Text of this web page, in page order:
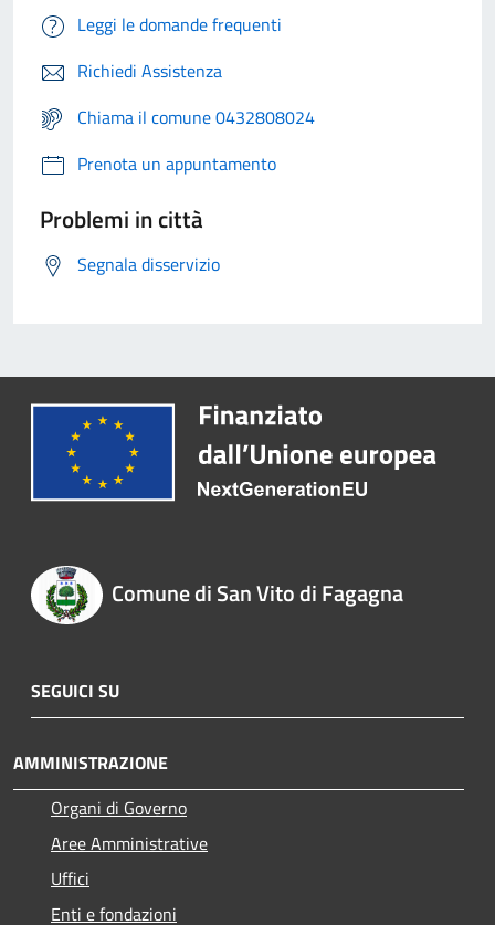
Leggi le domande frequenti
Richiedi Assistenza
Chiama il comune 0432808024
Prenota un appuntamento
Problemi in città
Segnala disservizio
Comune di San Vito di Fagagna
SEGUICI SU
AMMINISTRAZIONE
Organi di Governo
Aree Amministrative
Uffici
Enti e fondazioni